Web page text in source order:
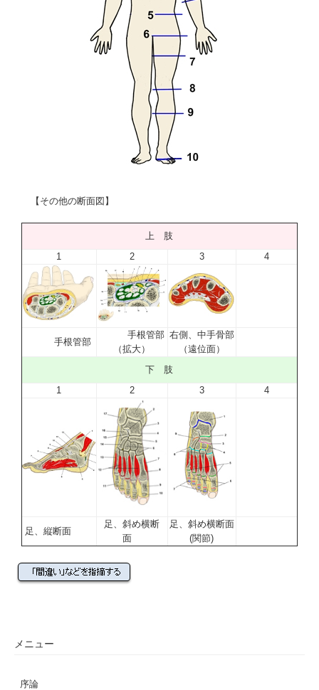
【その他の断面図】
上 肢
1
2 3 4
手根管部
手根管部
（拡大）
右側、中手骨部
（遠位面）
下 肢
1
2 3 4
足、縦断面
足、斜め横断
面
足、斜め横断面
(関節)
メニュー